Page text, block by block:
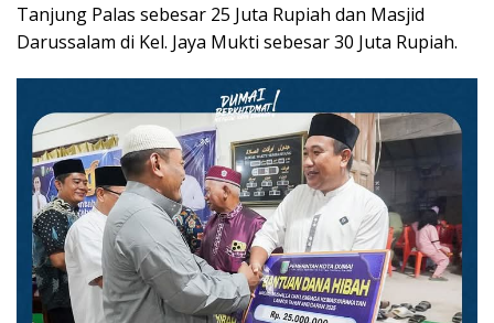
Tanjung Palas sebesar 25 Juta Rupiah dan Masjid
Darussalam di Kel. Jaya Mukti sebesar 30 Juta Rupiah.